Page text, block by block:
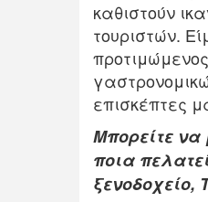
καθιστούν
τουριστών.
επισκέπτες
Μπορείτε να
ποια
ξενοδοχείο,